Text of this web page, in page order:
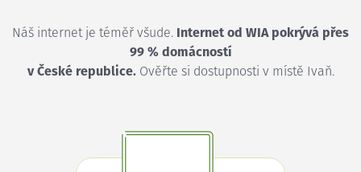
Náš internet je téměř všude. Internet od WIA pokrývá přes
99 % domácností
v České republice.Ověřte si dostupnosti v místě Ivaň.